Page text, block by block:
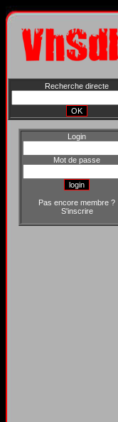
Recherche directe
Login
Mot de passe
Pas encore membre ?
S'inscrire